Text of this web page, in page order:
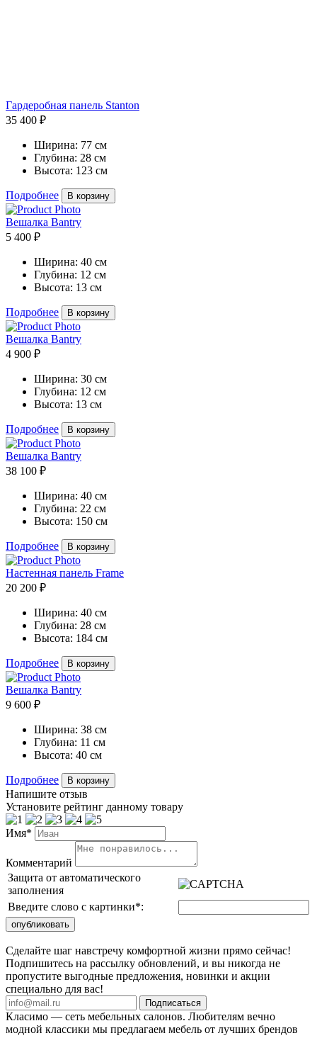
Гардеробная панель Stanton
35 400 ₽
Ширина: 77 см
Глубина: 28 см
Высота: 123 см
Подробнее В корзину
Вешалка Bantry
5 400 ₽
Ширина: 40 см
Глубина: 12 см
Высота: 13 см
Подробнее В корзину
Вешалка Bantry
4 900 ₽
Ширина: 30 см
Глубина: 12 см
Высота: 13 см
Подробнее В корзину
Вешалка Bantry
38 100 ₽
Ширина: 40 см
Глубина: 22 см
Высота: 150 см
Подробнее В корзину
Настенная панель Frame
20 200 ₽
Ширина: 40 см
Глубина: 28 см
Высота: 184 см
Подробнее В корзину
Вешалка Bantry
9 600 ₽
Ширина: 38 см
Глубина: 11 см
Высота: 40 см
Подробнее В корзину
Напишите отзыв
Установите рейтинг данному товару
Имя*
Комментарий
Защита от автоматического
заполнения
Введите слово с картинки*:
Сделайте шаг навстречу комфортной жизни прямо сейчас!
Подпишитесь на рассылку обновлений, и вы никогда не
пропустите выгодные предложения, новинки и акции
специально для вас!
Подписаться
Класимо — cеть мебельных салонов. Любителям вечно
модной классики мы предлагаем мебель от лучших брендов